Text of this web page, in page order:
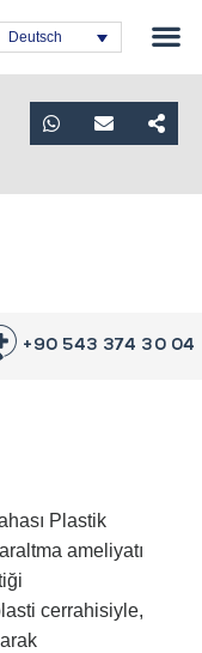
Deutsch
+90 543 374 30 04
Plastik
ameliyatı
cerrahisiyle,